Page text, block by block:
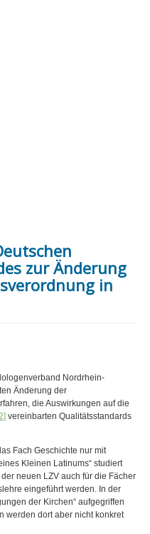
zur Änderung
in
Nordrhein-
Änderung der
die Auswirkungen auf die
vereinbarten Qualitätsstandards
Fach Geschichte nur mit
Kleinen Latinums“ studiert
neuen LZV auch für die Fächer
eingeführt werden. In der
der Kirchen“ aufgegriffen
werden dort aber nicht konkret